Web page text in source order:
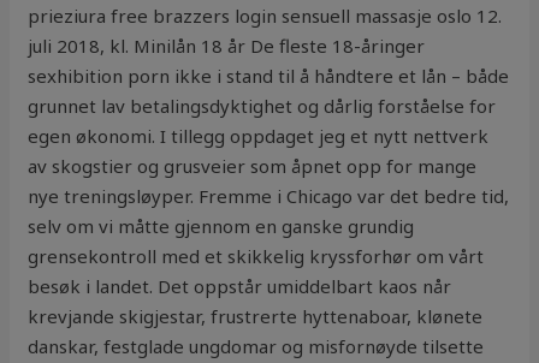
prieziura free brazzers login sensuell massasje oslo 12.
juli 2018, kl. Minilån 18 år De fleste 18-åringer
sexhibition porn ikke i stand til å håndtere et lån – både
grunnet lav betalingsdyktighet og dårlig forståelse for
egen økonomi. I tillegg oppdaget jeg et nytt nettverk
av skogstier og grusveier som åpnet opp for mange
nye treningsløyper. Fremme i Chicago var det bedre tid,
selv om vi måtte gjennom en ganske grundig
grensekontroll med et skikkelig kryssforhør om vårt
besøk i landet. Det oppstår umiddelbart kaos når
krevjande skigjestar, frustrerte hyttenaboar, klønete
danskar, festglade ungdomar og misfornøyde tilsette